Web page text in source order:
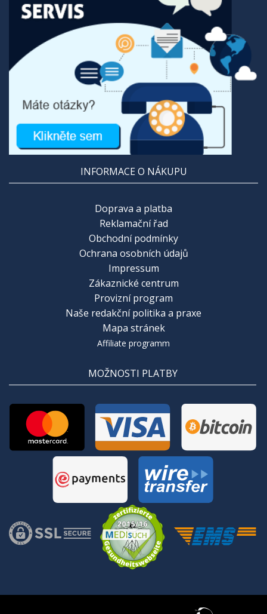
INFORMACE O NÁKUPU
Doprava a platba
Reklamační řad
Obchodní podmínky
Ochrana osobních údajů
Impressum
Zákaznické centrum
Provizní program
Naše redakční politika a praxe
Mapa stránek
Affiliate programm
MOŽNOSTI PLATBY